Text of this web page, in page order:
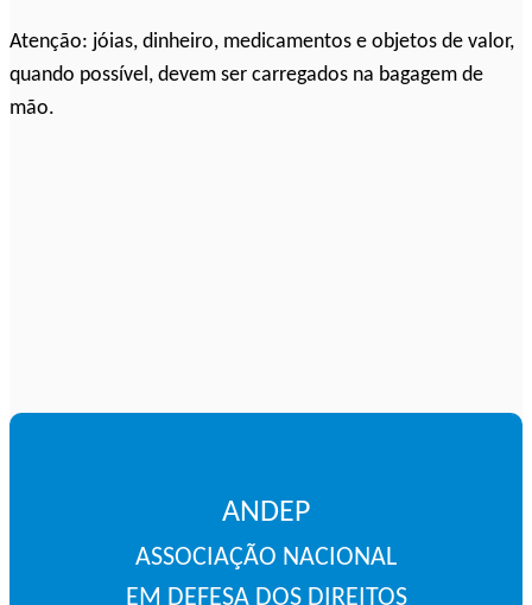
Atenção: jóias, dinheiro, medicamentos e objetos de valor,
quando possível, devem ser carregados na bagagem de
mão.
ANDEP
ASSOCIAÇÃO NACIONAL
EM DEFESA DOS DIREITOS